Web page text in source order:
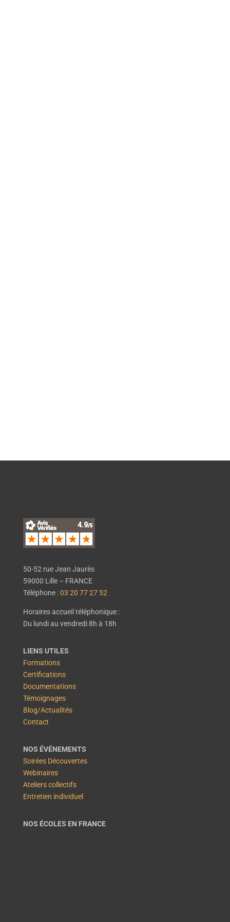
50-52 rue Jean Jaurès
59000 Lille – FRANCE
Téléphone :03 20 77 27 52
Horaires accueil téléphonique :
Du lundi au vendredi 8h à 18h
LIENS UTILES
Formations
Certifications
Documentations
Témoignages
Blog/Actualités
Contact
NOS ÉVÉNEMENTS
Soirées Découvertes
Webinaires
Ateliers collectifs
Entretien individuel
NOS ÉCOLES EN FRANCE